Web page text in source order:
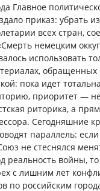
Главное
приказ: убрать
всех стран,
немецким
использовать
обращенных
пока идет
приоритет —
риторика, а
Сегодняшние
параллель:
не стеснялся
реальность войны,
с лишним лет
по российским